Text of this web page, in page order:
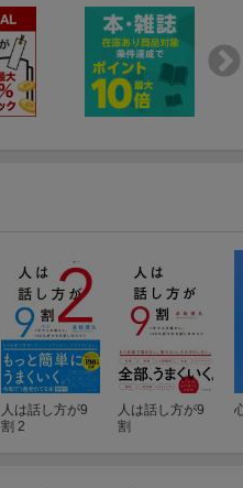
人は話し方が9
割 2
人は話し方が9
割